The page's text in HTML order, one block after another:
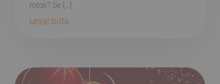
rotoli? Se […]
Leggi tutto